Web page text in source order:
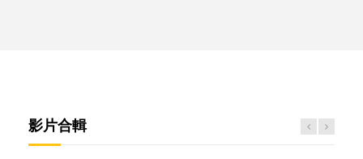
影片合輯